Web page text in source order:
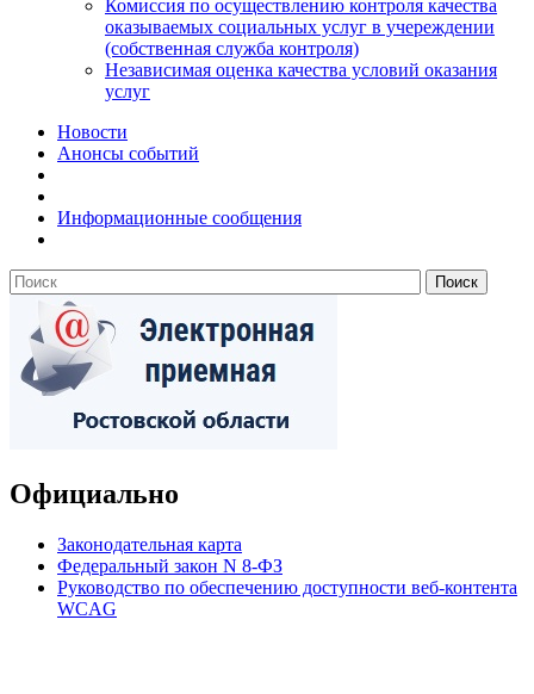
Комиссия по осуществлению контроля качества
оказываемых социальных услуг в учереждении
(собственная служба контроля)
Независимая оценка качества условий оказания
услуг
Новости
Анонсы событий
Информационные сообщения
Официально
Законодательная карта
Федеральный закон N 8-ФЗ
Руководство по обеспечению доступности веб-контента
WCAG